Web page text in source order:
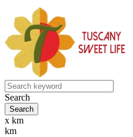
Search
x km
km